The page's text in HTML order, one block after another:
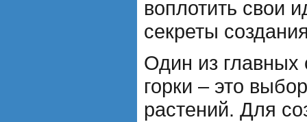
воплотить свои
секреты
Один из главных
горки – это
растений. Для